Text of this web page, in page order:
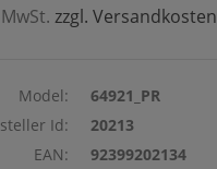
zzgl. Versandkosten
Model:
64921_PR
Id:
20213
EAN:
92399202134